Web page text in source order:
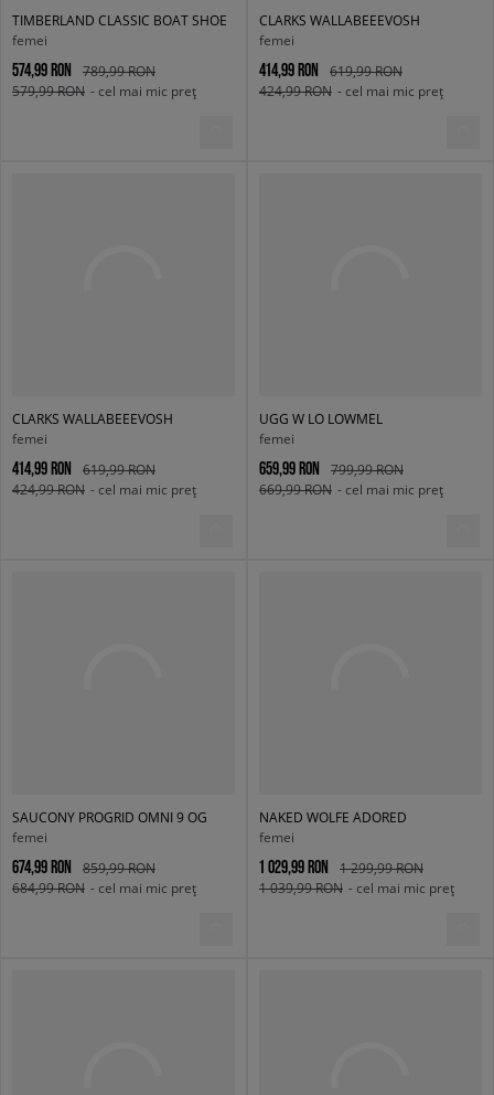
TIMBERLAND CLASSIC BOAT SHOE
femei
574,99 RON
789,99 RON
579,99 RON - cel mai mic preț
CLARKS WALLABEEEVOSH
femei
414,99 RON
619,99 RON
424,99 RON - cel mai mic preț
CLARKS WALLABEEEVOSH
femei
414,99 RON
619,99 RON
424,99 RON - cel mai mic preț
UGG W LO LOWMEL
femei
659,99 RON
799,99 RON
669,99 RON - cel mai mic preț
SAUCONY PROGRID OMNI 9 OG
femei
674,99 RON
859,99 RON
684,99 RON - cel mai mic preț
NAKED WOLFE ADORED
femei
1 029,99 RON
1 299,99 RON
1 039,99 RON - cel mai mic preț